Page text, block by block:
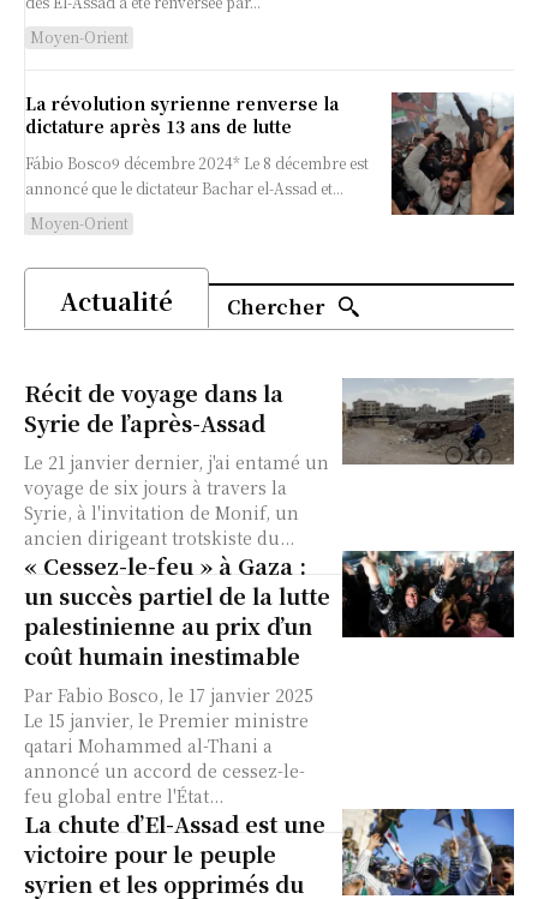
Moyen-Orient
La révolution syrienne renverse la
dictature après 13 ans de lutte
Fábio Bosco9 décembre 2024* Le 8 décembre est
annoncé que le dictateur Bachar el-Assad et...
Moyen-Orient
Actualité Chercher
Récit de voyage dans la
Syrie de l’après-Assad
Le 21 janvier dernier, j'ai entamé un
voyage de six jours à travers la
Syrie, à l'invitation de Monif, un
ancien dirigeant trotskiste du...
« Cessez-le-feu » à Gaza :
un succès partiel de la lutte
palestinienne au prix d’un
coût humain inestimable
Par Fabio Bosco, le 17 janvier 2025
Le 15 janvier, le Premier ministre
qatari Mohammed al-Thani a
annoncé un accord de cessez-le-
feu global entre l'État...
La chute d’El-Assad est une
victoire pour le peuple
syrien et les opprimés du